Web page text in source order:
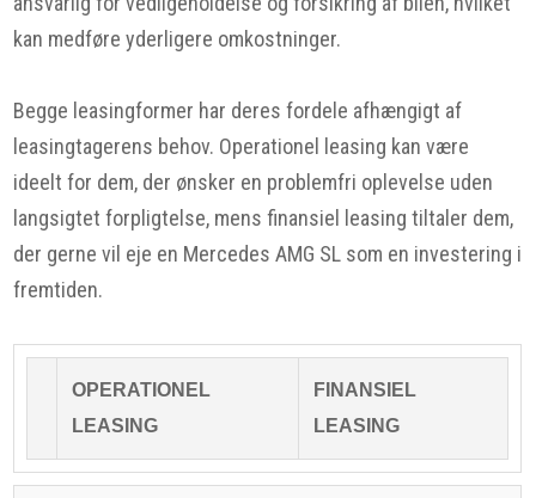
kan medføre yderligere omkostninger.
Begge leasingformer har deres fordele afhængigt af
leasingtagerens behov. Operationel leasing kan være
ideelt for dem, der ønsker en problemfri oplevelse uden
langsigtet forpligtelse, mens finansiel leasing tiltaler dem,
der gerne vil eje en Mercedes AMG SL som en investering i
fremtiden.
OPERATIONEL
LEASING
FINANSIEL
LEASING